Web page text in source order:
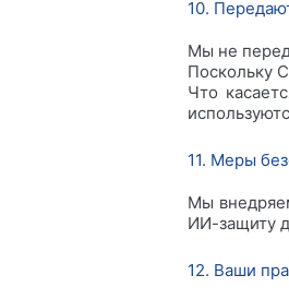
10.
Мы не
Поскольку
Что
11. Меры
Мы
ИИ-защиту
12. Ваши